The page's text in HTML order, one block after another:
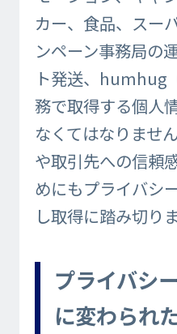
カー、食品、スー
ンペーン事務局の
ト発送、humhug
務で取得する個人
なくてはなりませ
や取引先への信頼
めにもプライバシ
し取得に踏み切り
プライバシ
に変わられ